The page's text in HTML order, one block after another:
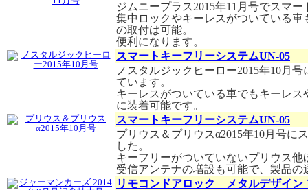
ジムニープラス2015年11月号でスマ
集中ロックやキーレスがついている
の取付は可能。
便利になります。
スマートキーフリーシステムUN-05
ノスタルジックヒーロー2015年10月
ています。
キーレスがついている車でもキーレ
に装着可能です。
スマートキーフリーシステムUN-05
プリウス＆プリウスα2015年10月号に
した。
キーフリーがついていないプリウス
受信アンテナの増設も可能で、製品
リモコンドアロック メタルデザイン